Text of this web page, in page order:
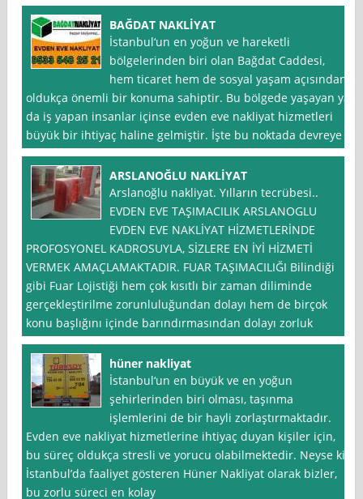
BAĞDAT NAKLİYAT
İstanbul‘un en yoğun ve hareketli
bölgelerinden biri olan Bağdat Caddesi,
hem ticaret hem de sosyal yaşam açısından
oldukça önemli bir konuma sahiptir. Bu bölgede yaşayan ya
da iş yapan insanlar içinse evden eve nakliyat hizmetleri
büyük bir ihtiyaç haline gelmiştir. İşte bu noktada devreye
ARSLANOĞLU NAKLİYAT
Arslanoğlu nakliyat. Yılların tecrübesi..
EVDEN EVE TAŞIMACILIK ARSLANOGLU
EVDEN EVE NAKLİYAT HİZMETLERİNDE
PROFOSYONEL KADROSUYLA, SİZLERE EN İYİ HİZMETİ
VERMEK AMAÇLAMAKTADIR. FUAR TAŞIMACILIĞI Bilindiği
gibi Fuar Lojistiği hem çok kısıtlı bir zaman diliminde
gerçekleştirilme zorunluluğundan dolayı hem de birçok
konu başlığını içinde barındırmasından dolayı zorluk
hüner nakliyat
İstanbul‘un en büyük ve en yoğun
şehirlerinden biri olması, taşınma
işlemlerini de bir hayli zorlaştırmaktadır.
Evden eve nakliyat hizmetlerine ihtiyaç duyan kişiler için,
bu süreç oldukça stresli ve yorucu olabilmektedir. Neyse ki,
İstanbul’da faaliyet gösteren Hüner Nakliyat olarak bizler,
bu zorlu süreci en kolay